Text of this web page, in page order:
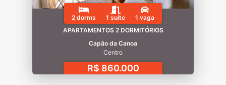
2 dorms 1 suíte
1 vaga
APARTAMENTOS 2 DORMITÓRIOS
Capão da Canoa
Centro
R$ 860.000